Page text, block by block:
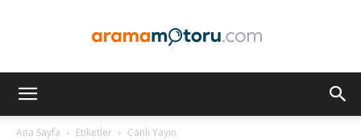
Ana Sayfa Etiketler Canlı Yayın